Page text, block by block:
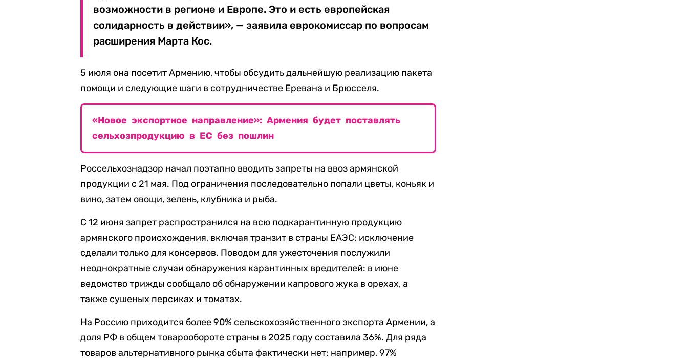
возможности в регионе и Европе. Это и есть европейская
солидарность в действии», — заявила еврокомиссар по вопросам
расширения Марта Кос.
5 июля она посетит Армению, чтобы обсудить дальнейшую реализацию пакета
помощи и следующие шаги в сотрудничестве Еревана и Брюсселя.
«Новое экспортное направление»: Армения будет поставлять
сельхозпродукцию в ЕС без пошлин
Россельхознадзор начал поэтапно вводить запреты на ввоз армянской
продукции с 21 мая. Под ограничения последовательно попали цветы, коньяк и
вино, затем овощи, зелень, клубника и рыба.
С 12 июня запрет распространился на всю подкарантинную продукцию
армянского происхождения, включая транзит в страны ЕАЭС; исключение
сделали только для консервов. Поводом для ужесточения послужили
неоднократные случаи обнаружения карантинных вредителей: в июне
ведомство трижды сообщало об обнаружении капрового жука в орехах, а
также сушеных персиках и томатах.
На Россию приходится более 90% сельскохозяйственного экспорта Армении, а
доля РФ в общем товарообороте страны в 2025 году составила 36%. Для ряда
товаров альтернативного рынка сбыта фактически нет: например, 97%